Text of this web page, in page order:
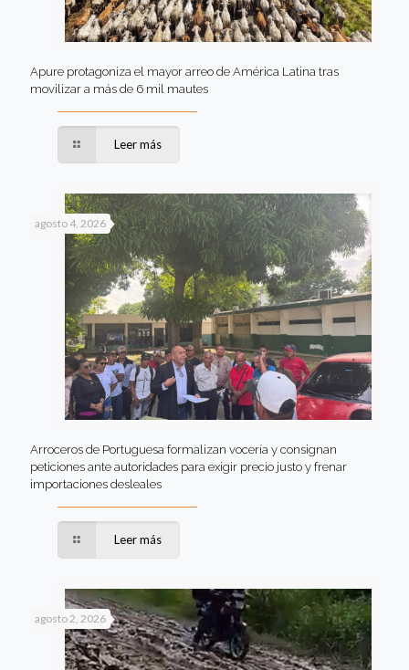
Apure protagoniza el mayor arreo de América Latina tras
movilizar a más de 6 mil mautes
Leer más
agosto 4, 2026
Arroceros de Portuguesa formalizan vocería y consignan
peticiones ante autoridades para exigir precio justo y frenar
importaciones desleales
Leer más
agosto 2, 2026